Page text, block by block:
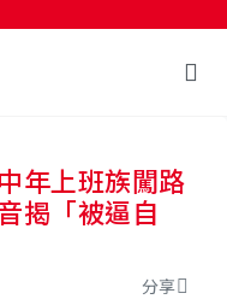
年上班族闖路
揭「被逼自
分享